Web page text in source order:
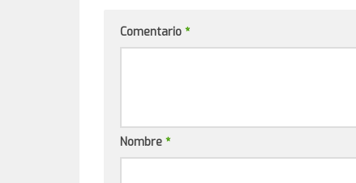
Comentario *
Nombre *